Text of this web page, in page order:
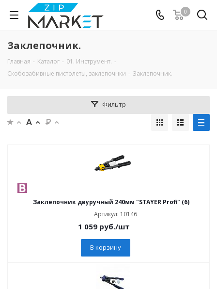
0
Заклепочник.
Главная - Каталог - 01. Инструмент. -
Скобозабивные пистолеты, заклепочнки - Заклепочник.
Фильтр
Заклепочник двуручный 240мм "STAYER Profi" (6)
Артикул: 10146
1 059руб./шт
В корзину